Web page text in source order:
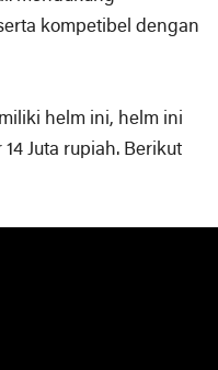
kompetibel dengan
helm ini, helm ini
Juta rupiah. Berikut